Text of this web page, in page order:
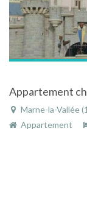
Marne-la-Vallée
Appartement